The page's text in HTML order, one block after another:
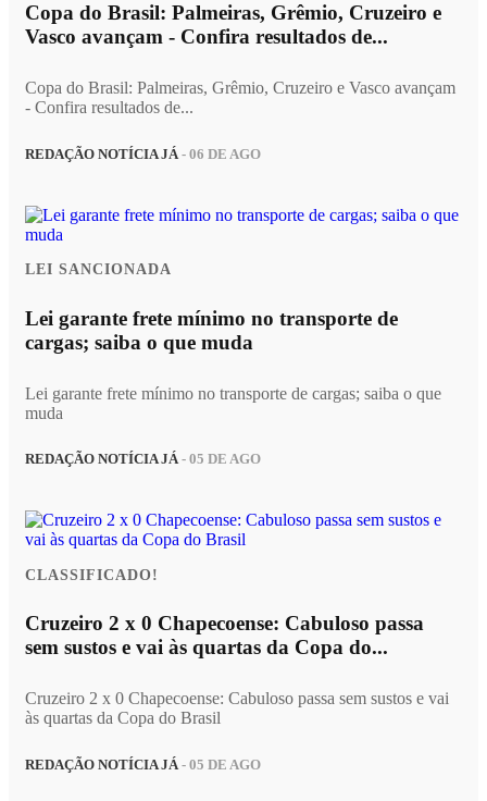
Copa do Brasil: Palmeiras, Grêmio, Cruzeiro e
Vasco avançam - Confira resultados de...
Copa do Brasil: Palmeiras, Grêmio, Cruzeiro e Vasco avançam
- Confira resultados de...
REDAÇÃO NOTÍCIA JÁ- 06 DE AGO
LEI SANCIONADA
Lei garante frete mínimo no transporte de
cargas; saiba o que muda
Lei garante frete mínimo no transporte de cargas; saiba o que
muda
REDAÇÃO NOTÍCIA JÁ- 05 DE AGO
CLASSIFICADO!
Cruzeiro 2 x 0 Chapecoense: Cabuloso passa
sem sustos e vai às quartas da Copa do...
Cruzeiro 2 x 0 Chapecoense: Cabuloso passa sem sustos e vai
às quartas da Copa do Brasil
REDAÇÃO NOTÍCIA JÁ - 05 DE AGO